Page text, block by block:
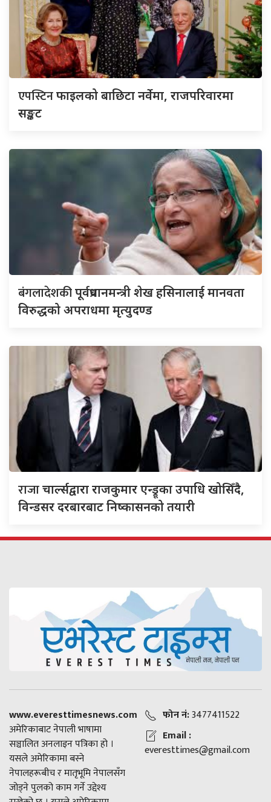
एपस्टिनफाइलको बाछिटा नर्वेमा, राजपरिवारमा
सङ्कट
बंगलादेशकीपूर्वप्रधानमन्त्री शेख हसिनालाई मानवता
विरुद्धको अपराधमा मृत्युदण्ड
राजाचार्ल्सद्वारा राजकुमार एन्ड्रूका उपाधि खोसिँदै,
विन्डसर दरबारबाट निष्कासनको तयारी
www.everesttimesnews.com
अमेरिकाबाट नेपाली भाषामा
सञ्चालित अनलाइन पत्रिका हो ।
यसले अमेरिकामा बस्ने
नेपालहरूबीच र मातृभूमि नेपालसँग
जोड्ने पुलको काम गर्ने उद्देश्य
फोन नं:3477411522
Email :
everesttimes@gmail.com